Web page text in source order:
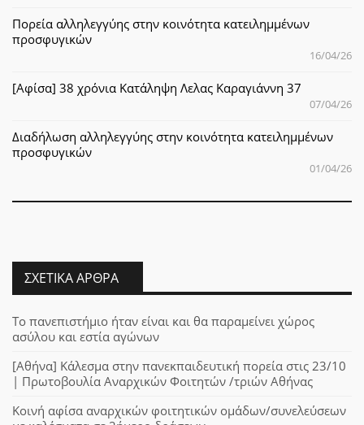
Πορεία αλληλεγγύης στην κοινότητα κατειλημμένων
προσφυγικών
16/04/26
[Αφίσα] 38 χρόνια Κατάληψη Λελας Καραγιάννη 37
07/04/26
Διαδήλωση αλληλεγγύης στην κοινότητα κατειλημμένων
προσφυγικών
01/04/26
ΣΧΕΤΙΚΆ ΆΡΘΡΑ
Το πανεπιστήμιο ήταν είναι και θα παραμείνει χώρος
ασύλου και εστία αγώνων
[Αθήνα] Κάλεσμα στην πανεκπαιδευτική πορεία στις 23/10
| Πρωτοβουλία Αναρχικών Φοιτητών /τριών Αθήνας
Κοινή αφίσα αναρχικών φοιτητικών ομάδων/συνελεύσεων